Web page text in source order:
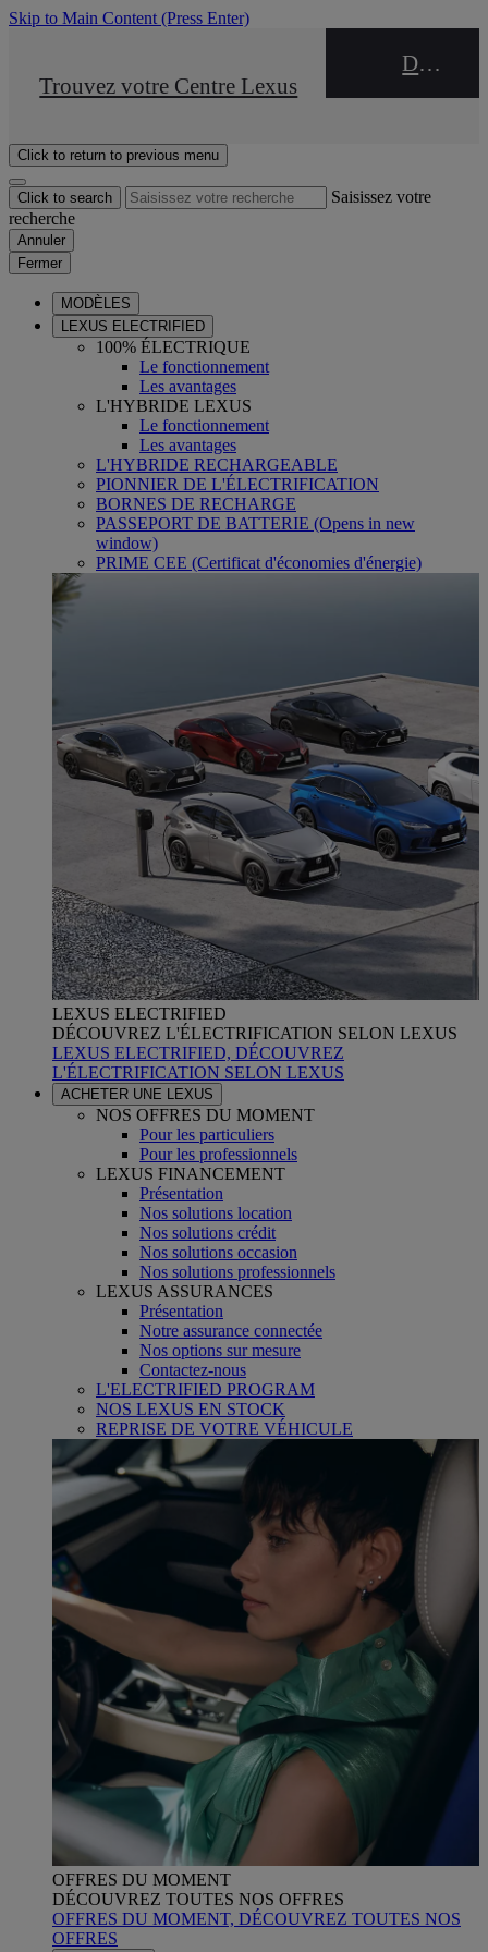
Skip to Main Content (Press Enter)
STOP DRIVE Takata
Trouvez votre Centre Lexus
DEALER NAME
Click to return to previous menu
Click to search
Saisissez votre
recherche
Annuler
Fermer
MODÈLES
LEXUS ELECTRIFIED
100% ÉLECTRIQUE
Le fonctionnement
Les avantages
L'HYBRIDE LEXUS
Le fonctionnement
Les avantages
L'HYBRIDE RECHARGEABLE
PIONNIER DE L'ÉLECTRIFICATION
BORNES DE RECHARGE
PASSEPORT DE BATTERIE (Opens in new
window)
PRIME CEE (Certificat d'économies d'énergie)
LEXUS ELECTRIFIED
DÉCOUVREZ L'ÉLECTRIFICATION SELON LEXUS
LEXUS ELECTRIFIED, DÉCOUVREZ
L'ÉLECTRIFICATION SELON LEXUS
ACHETER UNE LEXUS
NOS OFFRES DU MOMENT
Pour les particuliers
Pour les professionnels
LEXUS FINANCEMENT
Présentation
Nos solutions location
Nos solutions crédit
Nos solutions occasion
Nos solutions professionnels
LEXUS ASSURANCES
Présentation
Notre assurance connectée
Nos options sur mesure
Contactez-nous
L'ELECTRIFIED PROGRAM
NOS LEXUS EN STOCK
REPRISE DE VOTRE VÉHICULE
OFFRES DU MOMENT
DÉCOUVREZ TOUTES NOS OFFRES
OFFRES DU MOMENT, DÉCOUVREZ TOUTES NOS
OFFRES